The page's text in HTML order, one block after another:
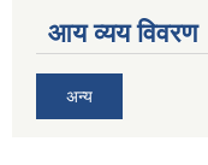
आय व्यय विवरण
अन्य